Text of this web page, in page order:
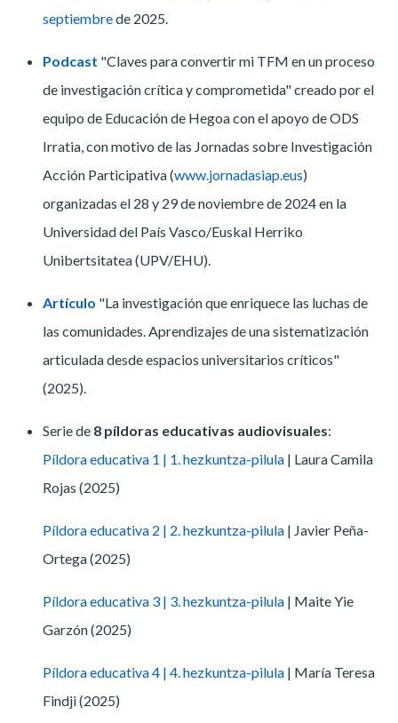
septiembrede 2025.
Podcast "Claves para convertir mi TFM en un proceso
de investigación crítica y comprometida" creado por el
equipo de Educación de Hegoa con el apoyo deODS
Irratia, con motivo de las Jornadas sobre Investigación
Acción Participativa (www.jornadasiap.eus)
organizadas el 28 y 29 de noviembre de 2024 en la
Universidad del País Vasco/Euskal Herriko
Unibertsitatea (UPV/EHU).
Artículo "La investigación que enriquece las luchas de
las comunidades. Aprendizajes de una sistematización
articulada desde espacios universitarios críticos"
(2025).
Serie de 8 píldoras educativas audiovisuales:
Píldora educativa 1 | 1. hezkuntza-pilula | Laura Camila
Rojas (2025)
Píldora educativa 2 | 2. hezkuntza-pilula | Javier Peña-
Ortega (2025)
Píldora educativa 3 | 3. hezkuntza-pilula | Maite Yie
Garzón (2025)
Píldora educativa 4 | 4. hezkuntza-pilula | María Teresa
Findji (2025)